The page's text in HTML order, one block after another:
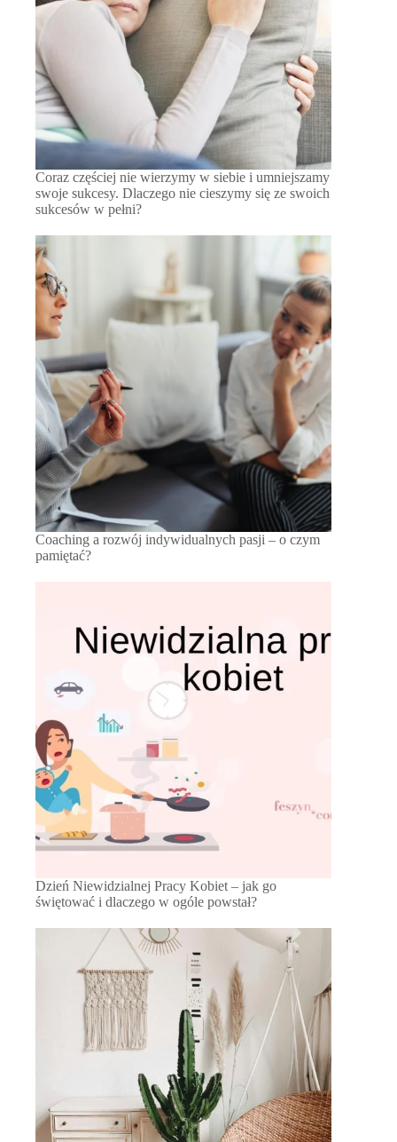
Coraz częściej nie wierzymy w siebie i umniejszamy
swoje sukcesy. Dlaczego nie cieszymy się ze swoich
sukcesów w pełni?
Coaching a rozwój indywidualnych pasji – o czym
pamiętać?
Dzień Niewidzialnej Pracy Kobiet – jak go
świętować i dlaczego w ogóle powstał?